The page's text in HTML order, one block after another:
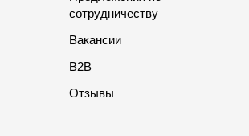
сотрудничеству
Вакансии
B2B
Отзывы